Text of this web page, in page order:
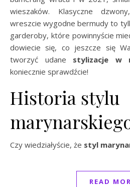
wieszaków. Klasyczne
wreszcie wygodne bermudy to
garderoby, które powinnyście
dowiecie się, co jeszcze się
tworzyć udane stylizacje w
koniecznie sprawdźcie!
Historia stylu
Czy wiedziałyście, że styl
READ